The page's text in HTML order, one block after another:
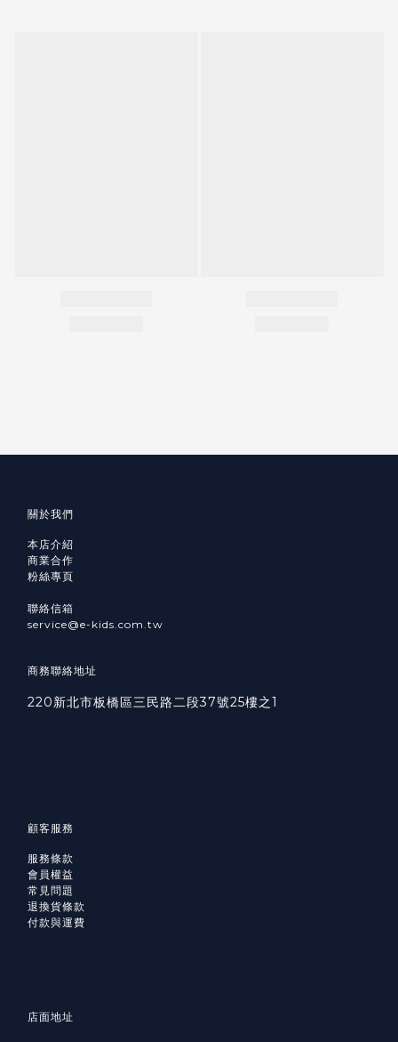
關於我們
本店介紹
商業合作
粉絲專頁
聯絡信箱
service@e-kids.com.tw
商務聯絡地址
220新北市板橋區三民路二段37號25樓之1
顧客服務
服務條款
會員權益
常見問題
退換貨條款
付款與運費
店面地址